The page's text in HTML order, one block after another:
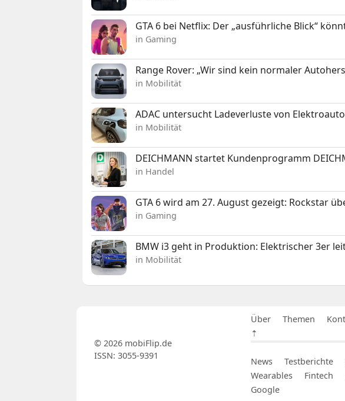
GTA 6 bei Netflix: Der „ausführliche Blick“
in Gaming
Range Rover: „Wir sind kein normaler
in Mobilität
ADAC untersucht Ladeverluste von
in Mobilität
DEICHMANN startet Kundenprogramm
in Handel
GTA 6 wird am 27. August gezeigt: Rockstar
in Gaming
BMW i3 geht in Produktion: Elektrischer 3er
in Mobilität
Über Themen
⇡
News Testberichte
Wearables
Fintech
Google
© 2026 mobiFlip.de
ISSN: 3055-9391